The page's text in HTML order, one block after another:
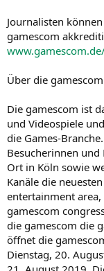
Journalisten
gamescom
Über die gamescom
Die gamescom ist
und Videospiele
die Games-
Besucherinnen
Ort in Köln sowie
Kanäle die
entertainment
gamescom
die gamescom die
öffnet die
Dienstag, 20.